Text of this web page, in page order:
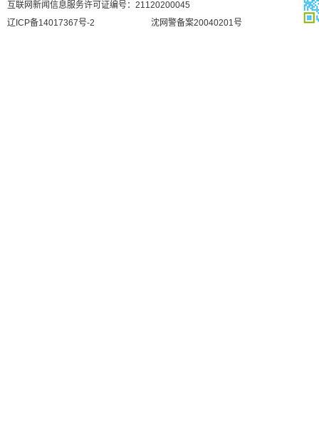
互联网新闻信息服务许可证编号：21120200045
辽ICP备14017367号-2
沈网警备案20040201号